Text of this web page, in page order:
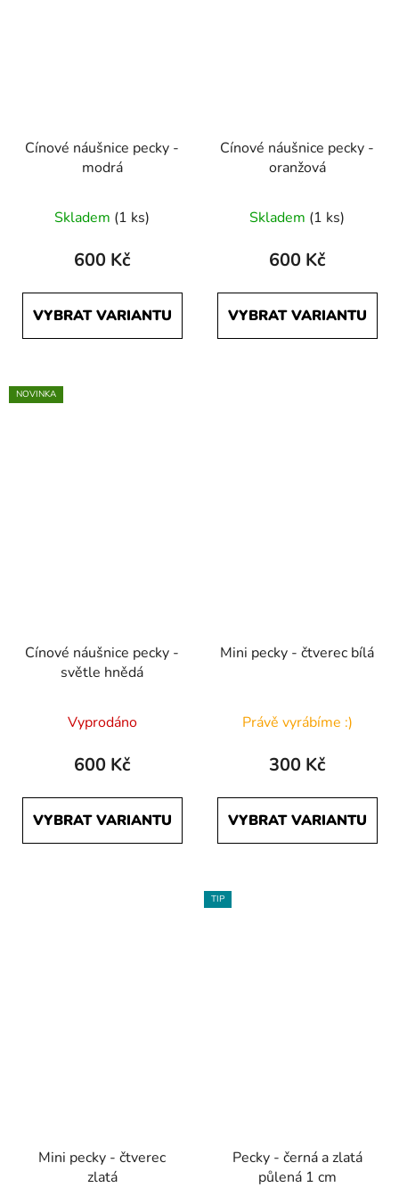
Cínové náušnice pecky -
modrá
Skladem (1 ks)
600 Kč
VYBRAT VARIANTU
Cínové náušnice pecky -
oranžová
Skladem (1 ks)
600 Kč
VYBRAT VARIANTU
NOVINKA
Cínové náušnice pecky -
světle hnědá
Vyprodáno
600 Kč
VYBRAT VARIANTU
Mini pecky - čtverec bílá
Právě vyrábíme :)
300 Kč
VYBRAT VARIANTU
Mini pecky - čtverec
zlatá
TIP
Pecky - černá a zlatá
půlená 1 cm